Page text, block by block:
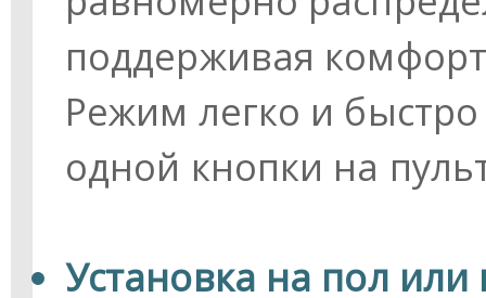
поддерживая
Режим легко и
одной кнопки на
Установка на пол или